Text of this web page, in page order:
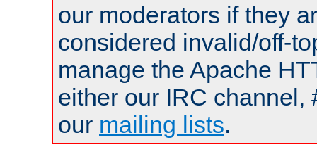
our moderators if they
considered invalid/off-
manage the Apache
either our IRC channel,
our mailing lists.